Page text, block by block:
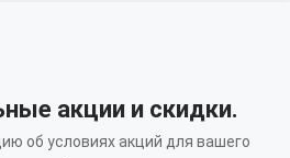
акции и скидки.
об условиях акций для вашего